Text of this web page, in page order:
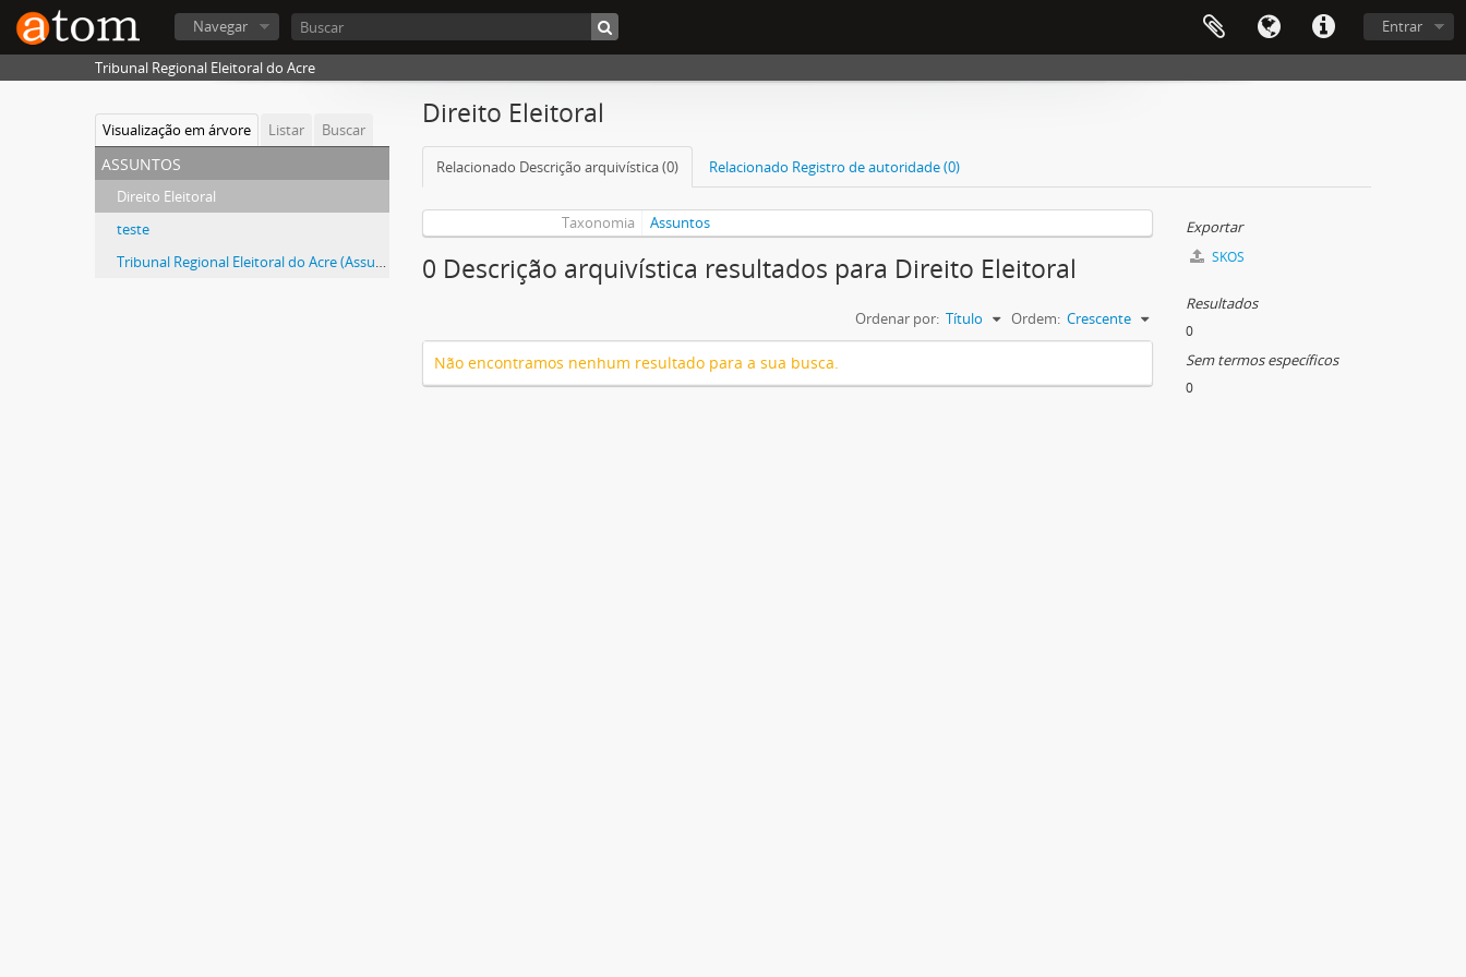
Entrar
Navegar
Tribunal Regional Eleitoral do Acre
Visualização em árvore Listar Buscar
assuntos
Direito Eleitoral
teste
Tribunal Regional Eleitoral do Acre (Assunto)
Direito Eleitoral
Relacionado Descrição arquivística (0) Relacionado Registro de autoridade (0)
Taxonomia Assuntos
0 Descrição arquivística resultados para Direito Eleitoral
Ordenar por: Título Ordem: Crescente
Não encontramos nenhum resultado para a sua busca.
Exportar
SKOS
Resultados
0
Sem termos específicos
0